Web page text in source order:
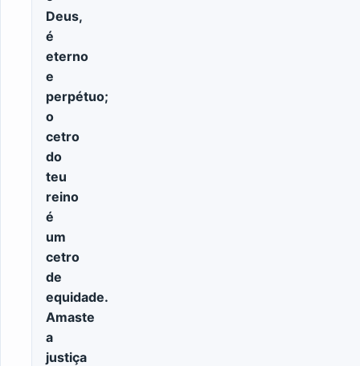
Deus,
é
eterno
e
perpétuo;
o
cetro
do
teu
reino
é
um
cetro
de
equidade.
Amaste
a
justiça